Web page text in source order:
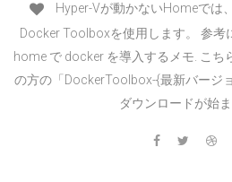
Hyper-Vが動かないHomeでは
Docker Toolboxを使用します。 参
home で docker を導入するメモ. こち
の方の「DockerToolbox-{最新バージ
ダウンロードが始ま